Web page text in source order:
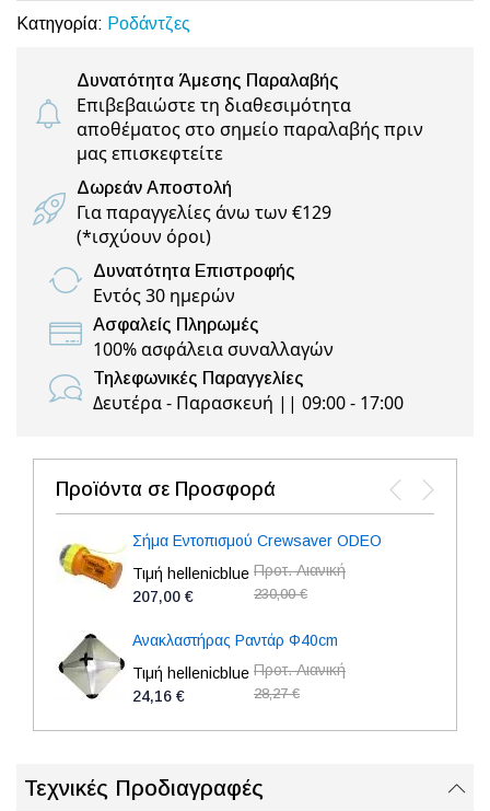
Κατηγορία: Ροδάντζες
Δυνατότητα Άμεσης Παραλαβής
Επιβεβαιώστε τη διαθεσιμότητα
αποθέματος στο σημείο παραλαβής πριν
μας επισκεφτείτε
Δωρεάν Αποστολή
Για παραγγελίες άνω των €129
(*ισχύουν όροι)
Δυνατότητα Επιστροφής
Εντός 30 ημερών
Ασφαλείς Πληρωμές
100% ασφάλεια συναλλαγών
Τηλεφωνικές Παραγγελίες
Δευτέρα - Παρασκευή || 09:00 - 17:00
Προϊόντα σε Προσφορά
Σήμα Εντοπισμού Crewsaver ODEO
Τιμή hellenicblue
207,00 €
Προτ. Λιανική
230,00 €
Ανακλαστήρας Ραντάρ Φ40cm
Τιμή hellenicblue
24,16 €
Προτ. Λιανική
28,27 €
Τεχνικές Προδιαγραφές